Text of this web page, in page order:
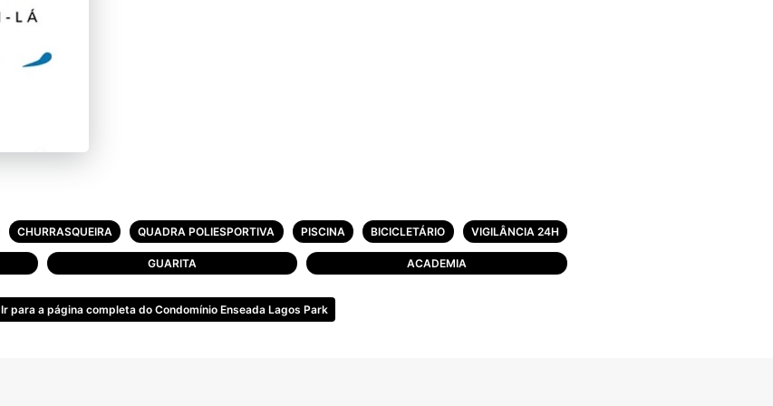
CHURRASQUEIRA QUADRA POLIESPORTIVA PISCINA BICICLETÁRIO VIGILÂNCIA 24H
GUARITA ACADEMIA
Ir para a página completa do Condomínio Enseada Lagos Park